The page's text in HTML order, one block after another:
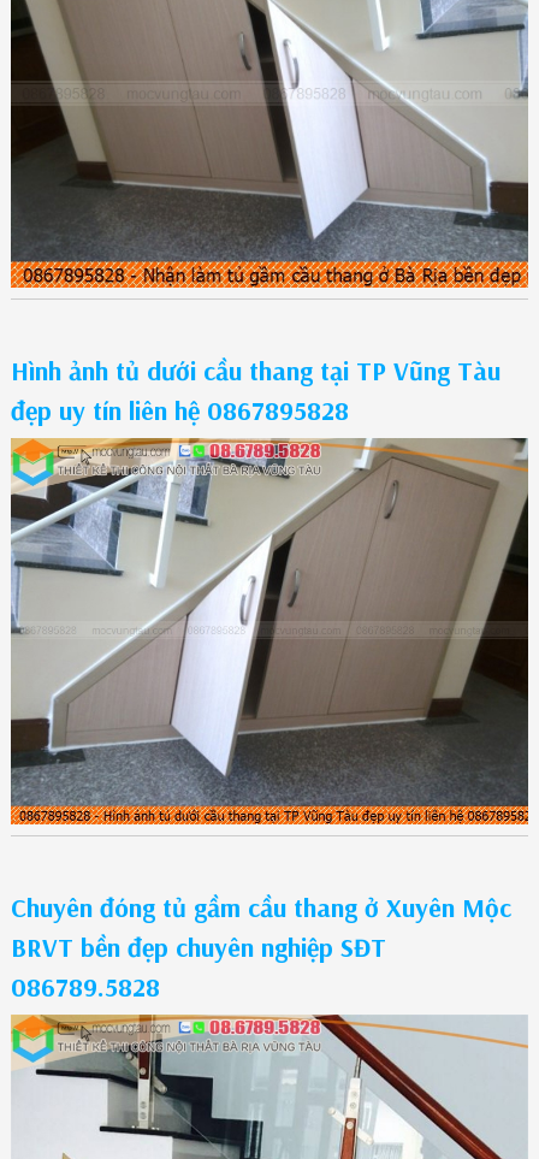
Hình ảnh tủ dưới cầu thang tại TP Vũng Tàu
đẹp uy tín liên hệ 0867895828
Chuyên đóng tủ gầm cầu thang ở Xuyên Mộc
BRVT bền đẹp chuyên nghiệp SĐT
086789.5828